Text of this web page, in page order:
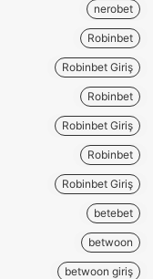
nerobet
Robinbet
Robinbet Giriş
Robinbet
Robinbet Giriş
Robinbet
Robinbet Giriş
betebet
betwoon
betwoon giriş